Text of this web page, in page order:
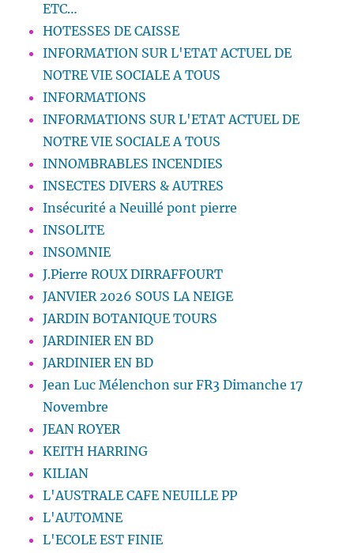
ETC…
HOTESSES DE CAISSE
INFORMATION SUR L'ETAT ACTUEL DE
NOTRE VIE SOCIALE A TOUS
INFORMATIONS
INFORMATIONS SUR L'ETAT ACTUEL DE
NOTRE VIE SOCIALE A TOUS
INNOMBRABLES INCENDIES
INSECTES DIVERS & AUTRES
Insécurité a Neuillé pont pierre
INSOLITE
INSOMNIE
J.Pierre ROUX DIRRAFFOURT
JANVIER 2026 SOUS LA NEIGE
JARDIN BOTANIQUE TOURS
JARDINIER EN BD
JARDINIER EN BD
Jean Luc Mélenchon sur FR3 Dimanche 17
Novembre
JEAN ROYER
KEITH HARRING
KILIAN
L'AUSTRALE CAFE NEUILLE PP
L'AUTOMNE
L'ECOLE EST FINIE